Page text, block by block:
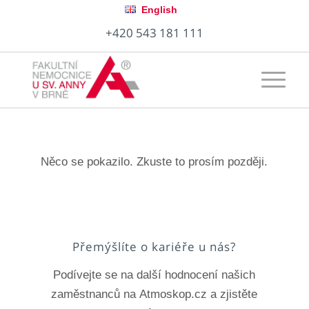
English
+420 543 181 111
Něco se pokazilo. Zkuste to prosím později.
Přemýšlíte o kariéře u nás?
Podívejte se na další hodnocení našich
zaměstnanců na Atmoskop.cz a zjistěte